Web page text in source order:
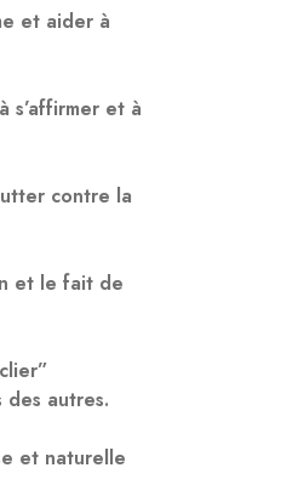
et aider à
s’affirmer et à
contre la
et le fait de
autres.
et naturelle